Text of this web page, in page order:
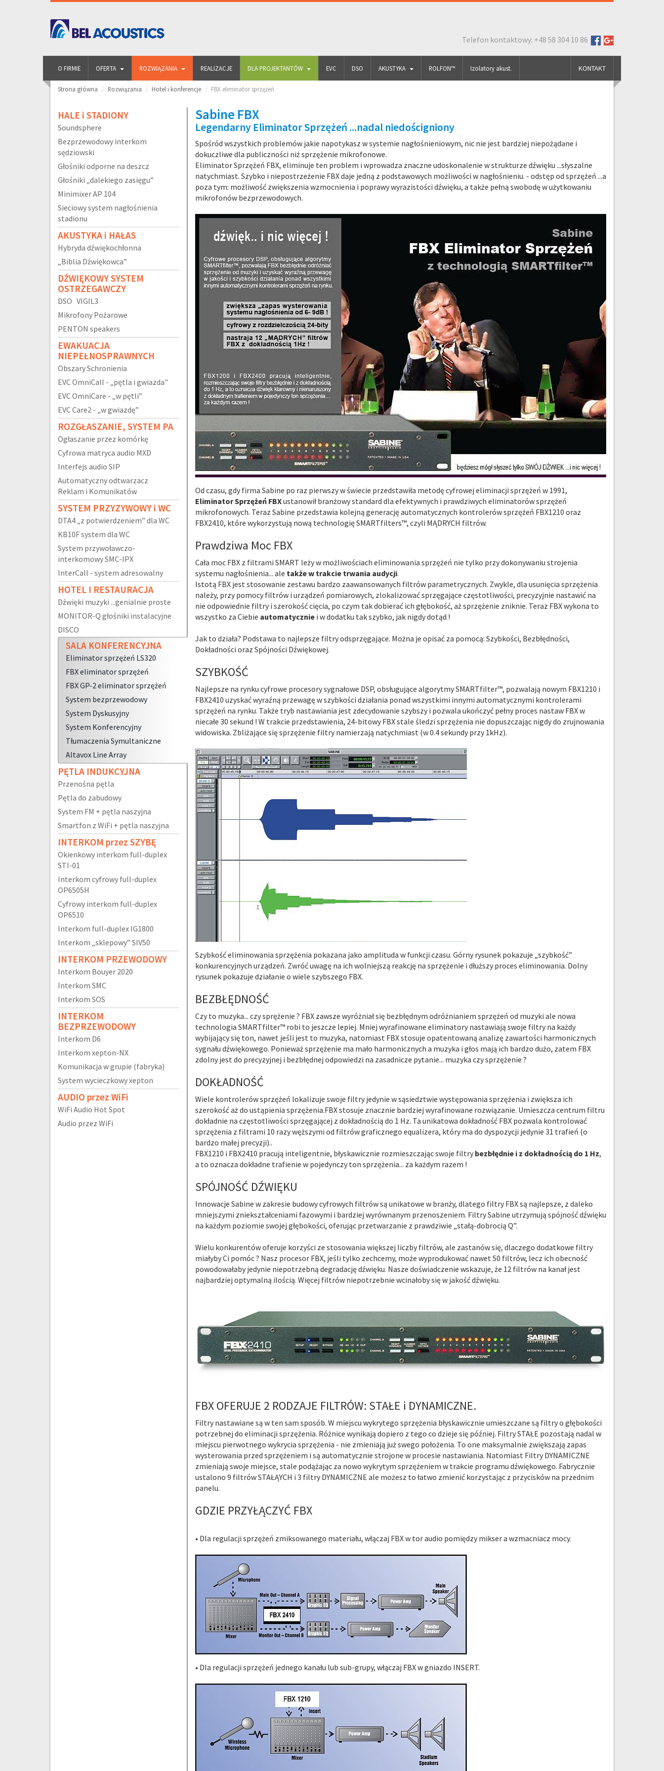
Telefon kontaktowy: +48 58 304 10 86
O FIRMIE OFERTA ROZWIĄZANIA REALIZACJE DLA PROJEKTANTÓW EVC DSO AKUSTYKA ROLFON™ Izolatory akust. KONTAKT
Strona główna Rozwiązania Hotel i konferencje FBX eliminator sprzężeń
HALE i STADIONY
Soundsphere
Bezprzewodowy interkom
sędziowski
Głośniki odporne na deszcz
Głośniki „dalekiego zasięgu”
Minimixer AP 104
Sieciowy system nagłośnienia
stadionu
AKUSTYKA i HAŁAS
Hybryda dźwiękochłonna
„Biblia Dźwiękowca”
DŹWIĘKOWY SYSTEM
OSTRZEGAWCZY
DSO VIGIL3
Mikrofony Pożarowe
PENTON speakers
EWAKUACJA
NIEPEŁNOSPRAWNYCH
Obszary Schronienia
EVC OmniCall - „pętla i gwiazda"
EVC OmniCare - „w pętli”
EVC Care2 - „w gwiazdę”
ROZGŁASZANIE, SYSTEM PA
Ogłaszanie przez komórkę
Cyfrowa matryca audio MXD
Interfejs audio SIP
Automatyczny odtwarzacz
Reklam i Komunikatów
SYSTEM PRZYZYWOWY i WC
DTA4 „z potwierdzeniem” dla WC
KB10F system dla WC
System przywoławczo-
interkomowy SMC-IPX
InterCall - system adresowalny
HOTEL I RESTAURACJA
Dźwięki muzyki ...genialnie proste
MONITOR-Q głośniki instalacyjne
DISCO
SALA KONFERENCYJNA
Eliminator sprzężeń LS320
FBX eliminator sprzężeń
FBX GP-2 eliminator sprzężeń
System bezprzewodowy
System Dyskusyjny
System Konferencyjny
Tłumaczenia Symultaniczne
Altavox Line Array
PĘTLA INDUKCYJNA
Przenośna pętla
Pętla do zabudowy
System FM + pętla naszyjna
Smartfon z WiFi + pętla naszyjna
INTERKOM przez SZYBĘ
Okienkowy interkom full-duplex
STI-01
Interkom cyfrowy full-duplex
OP6505H
Cyfrowy interkom full-duplex
OP6510
Interkom full-duplex IG1800
Interkom „sklepowy” SIV50
INTERKOM PRZEWODOWY
Interkom Bouyer 2020
Interkom SMC
Interkom SOS
INTERKOM
BEZPRZEWODOWY
Interkom D6
Interkom xepton-NX
Komunikacja w grupie (fabryka)
System wycieczkowy xepton
AUDIO przez WiFi
WiFi Audio Hot Spot
Audio przez WiFi
Sabine FBX
Legendarny Eliminator Sprzężeń ...nadal niedościgniony
Spośród wszystkich problemów jakie napotykasz w systemie nagłośnieniowym, nic nie jest bardziej niepożądane i
dokuczliwe dla publiczności niż sprzężenie mikrofonowe.
Eliminator Sprzężeń FBX, eliminuje ten problem i wprowadza znaczne udoskonalenie w strukturze dźwięku ...słyszalne
natychmiast. Szybko i niepostrzeżenie FBX daje jedną z podstawowych możliwości w nagłośnieniu. - odstęp od sprzężeń ...a
poza tym: możliwość zwiększenia wzmocnienia i poprawy wyrazistości dźwięku, a także pełną swobodę w użytkowaniu
mikrofonów bezprzewodowych.
Od czasu, gdy firma Sabine po raz pierwszy w świecie przedstawiła metodę cyfrowej eliminacji sprzężeń w 1991,
Eliminator Sprzężeń FBXustanowił branżowy standard dla efektywnych i prawdziwych eliminatorów sprzężeń
mikrofonowych. Teraz Sabine przedstawia kolejną generację automatycznych kontrolerów sprzężeń FBX1210 oraz
FBX2410, które wykorzystują nową technologię SMARTfilters™, czyli MĄDRYCH filtrów.
Prawdziwa Moc FBX
Cała moc FBX z filtrami SMART leży w możliwościach eliminowania sprzężeń nie tylko przy dokonywaniu strojenia
systemu nagłośnienia... ale także w trakcie trwania audycji.
Istotą FBX jest stosowanie zestawu bardzo zaawansowanych filtrów parametrycznych. Zwykle, dla usunięcia sprzężenia
należy, przy pomocy filtrów i urządzeń pomiarowych, zlokalizować sprzęgające częstotliwości, precyzyjnie nastawić na
nie odpowiednie filtry i szerokość cięcia, po czym tak dobierać ich głębokość, aż sprzężenie zniknie. Teraz FBX wykona to
wszystko za Ciebie automatyczniei w dodatku tak szybko, jak nigdy dotąd !
Jak to działa? Podstawa to najlepsze filtry odsprzęgające. Można je opisać za pomocą: Szybkości, Bezbłędności,
Dokładności oraz Spójności Dźwiękowej.
SZYBKOŚĆ
Najlepsze na rynku cyfrowe procesory sygnałowe DSP, obsługujące algorytmy SMARTfilter™, pozwalają nowym FBX1210 i
FBX2410 uzyskać wyraźną przewagę w szybkości działania ponad wszystkimi innymi automatycznymi kontrolerami
sprzężeń na rynku. Także tryb nastawiania jest zdecydowanie szybszy i pozwala ukończyć pełny proces nastaw FBX w
niecałe 30 sekund ! W trakcie przedstawienia, 24-bitowy FBX stale śledzi sprzężenia nie dopuszczając nigdy do zrujnowania
widowiska. Zbliżające się sprzężenie filtry namierzają natychmiast (w 0.4 sekundy przy 1kHz).
Szybkość eliminowania sprzężenia pokazana jako amplituda w funkcji czasu. Górny rysunek pokazuje „szybkość”
konkurencyjnych urządzeń. Zwróć uwagę na ich wolniejszą reakcję na sprzężenie i dłuższy proces eliminowania. Dolny
rysunek pokazuje działanie o wiele szybszego FBX.
BEZBŁĘDNOŚĆ
Czy to muzyka... czy sprężenie ? FBX zawsze wyróżniał się bezbłędnym odróżnianiem sprzężeń od muzyki ale nowa
technologia SMARTfilter™ robi to jeszcze lepiej. Mniej wyrafinowane eliminatory nastawiają swoje filtry na każdy
wybijający się ton, nawet jeśli jest to muzyka, natomiast FBX stosuje opatentowaną analizę zawartości harmonicznych
sygnału dźwiękowego. Ponieważ sprzężenie ma mało harmonicznych a muzyka i głos mają ich bardzo dużo, zatem FBX
zdolny jest do precyzyjnej i bezbłędnej odpowiedzi na zasadnicze pytanie... muzyka czy sprzężenie ?
DOKŁADNOŚĆ
Wiele kontrolerów sprzężeń lokalizuje swoje filtry jedynie w sąsiedztwie występowania sprzężenia i zwiększa ich
szerokość aż do ustąpienia sprzężenia.FBX stosuje znacznie bardziej wyrafinowane rozwiązanie. Umieszcza centrum filtru
dokładnie na częstotliwości sprzęgającej z dokładnością do 1 Hz. Ta unikatowa dokładność FBX pozwala kontrolować
sprzężenia z filtrami 10 razy węższymi od filtrów graficznego equalizera, który ma do dyspozycji jedynie 31 trafień (o
bardzo małej precyzji)..
FBX1210 i FBX2410 pracują inteligentnie, błyskawicznie rozmieszczając swoje filtry bezbłędnie i z dokładnością do 1 Hz,
a to oznacza dokładne trafienie w pojedynczy ton sprzężenia... za każdym razem !
SPÓJNOŚĆ DŹWIĘKU
Innowacje Sabine w zakresie budowy cyfrowych filtrów są unikatowe w branży, dlatego filtry FBX są najlepsze, z daleko
mniejszymi zniekształceniami fazowymi i bardziej wyrównanym przenoszeniem. Filtry Sabine utrzymują spójność dźwięku
na każdym poziomie swojej głębokości, oferując przetwarzanie z prawdziwie „stałą-dobrocią Q”.
Wielu konkurentów oferuje korzyści ze stosowania większej liczby filtrów, ale zastanów się, dlaczego dodatkowe filtry
miałyby Ci pomóc ? Nasz procesor FBX, jeśli tylko zechcemy, może wyprodukować nawet 50 filtrów, lecz ich obecność
powodowałaby jedynie niepotrzebną degradację dźwięku. Nasze doświadczenie wskazuje, że 12 filtrów na kanał jest
najbardziej optymalną ilością. Więcej filtrów niepotrzebnie wcinałoby się w jakość dźwięku.
FBX OFERUJE 2 RODZAJE FILTRÓW: STAŁE i DYNAMICZNE.
Filtry nastawiane są w ten sam sposób. W miejscu wykrytego sprzężenia błyskawicznie umieszczane są filtry o głębokości
potrzebnej do eliminacji sprzężenia. Różnice wynikają dopiero z tego co dzieje się później. Filtry STAŁE pozostają nadal w
miejscu pierwotnego wykrycia sprzężenia - nie zmieniają już swego położenia. To one maksymalnie zwiększają zapas
wysterowania przed sprzężeniem i są automatycznie strojone w procesie nastawiania. Natomiast Filtry DYNAMICZNE
zmieniają swoje miejsce, stale podążając za nowo wykrytym sprzężeniem w trakcie programu dźwiękowego. Fabrycznie
ustalono 9 filtrów STAŁĄYCH i 3 filtry DYNAMICZNE ale możesz to łatwo zmienić korzystając z przycisków na przednim
panelu.
GDZIE PRZYŁĄCZYĆ FBX
• Dla regulacji sprzężeń zmiksowanego materiału, włączaj FBX w tor audio pomiędzy mikser a wzmacniacz mocy.
• Dla regulacji sprzężeń jednego kanału lub sub-grupy, włączaj FBX w gniazdo INSERT.